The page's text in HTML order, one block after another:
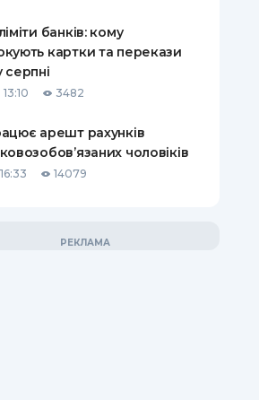
банків: кому
картки та перекази
серпні
3482
арешт рахунків
чоловіків
14079